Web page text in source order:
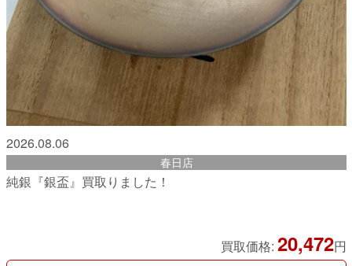
2026.08.06
春日店
純銀『銀盃』買取りました！
買取価格: 20,472円